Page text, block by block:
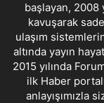
başlayan, 2008
kavuşarak
ulaşım
altında yayın
2015 yılında
ilk Haber
anlayışımızla